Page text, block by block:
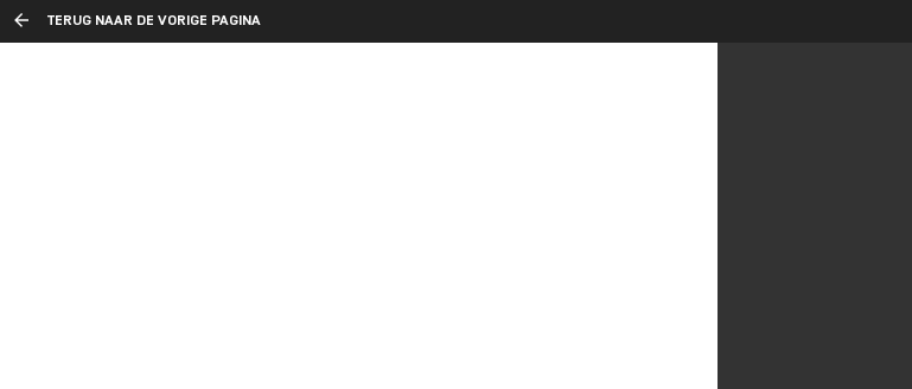
TERUG NAAR DE VORIGE PAGINA